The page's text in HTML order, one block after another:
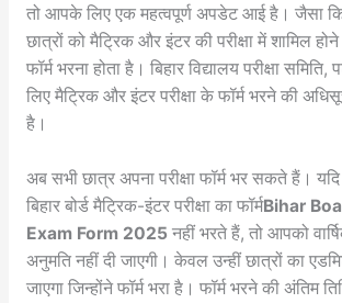
तो आपके लिए एक महत्वपूर्ण अपडेट आई है। जैसा
छात्रों को मैट्रिक और इंटर की परीक्षा में शामिल
फॉर्म भरना होता है। बिहार विद्यालय परीक्षा
लिए मैट्रिक और इंटर परीक्षा के फॉर्म भरने की
है।
अब सभी छात्र अपना परीक्षा फॉर्म भर सकते हैं।
बिहार बोर्ड मैट्रिक-इंटर परीक्षा का फॉर्मBihar
Exam Form 2025 नहीं भरते हैं, तो आपको
अनुमति नहीं दी जाएगी। केवल उन्हीं छात्रों का
जाएगा जिन्होंने फॉर्म भरा है। फॉर्म भरने की अंतिम